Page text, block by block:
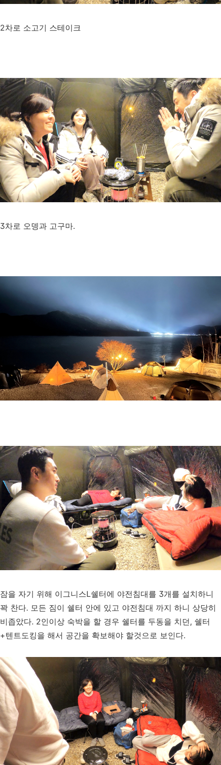
2차로 소고기 스테이크
3차로 오뎅과 고구마.
잠을 자기 위해 이그니스L쉘터에 야전침대를 3개를 설치하니
꽉 찬다. 모든 짐이 쉘터 안에 있고 야전침대 까지 하니 상당히
비좁았다. 2인이상 숙박을 할 경우 쉘터를 두동을 치던, 쉘터
+텐트도킹을 해서 공간을 확보해야 할것으로 보인다.